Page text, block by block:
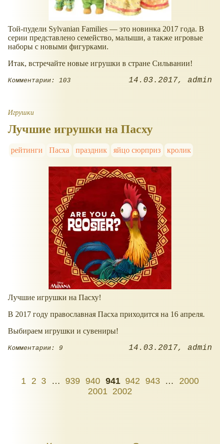
Той-пудели Sylvanian Families — это новинка 2017 года. В
серии представлено семейство, малыши, а также игровые
наборы с новыми фигурками.
Итак, встречайте новые игрушки в стране Сильвании!
Комментарии: 103 14.03.2017 admin
Игрушки
Лучшие игрушки на Пасху
рейтинги Пасха праздник яйцо сюрприз кролик
Лучшие игрушки на Пасху!
В 2017 году православная Пасха приходится на 16 апреля.
Выбираем игрушки и сувениры!
Комментарии: 9 14.03.2017 admin
1 2 3 … 939 940 941 942 943 …
2000
2001 2002